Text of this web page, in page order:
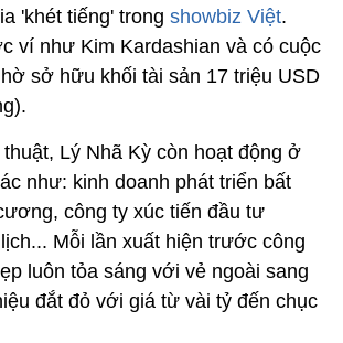
'khét tiếng' trong showbiz Việt.
ví như Kim Kardashian và có cuộc
sở hữu khối tài sản 17 triệu USD
Lý Nhã Kỳ còn hoạt động ở
như: kinh doanh phát triển bất
công ty xúc tiến đầu tư
Mỗi lần xuất hiện trước công
luôn tỏa sáng với vẻ ngoài sang
đắt đỏ với giá từ vài tỷ đến chục